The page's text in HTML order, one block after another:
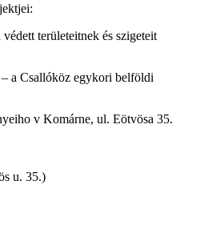
területeitnek és szigeteit
a Csallóköz egykori belföldi
v Komárne, ul. Eötvösa 35.
u. 35.)